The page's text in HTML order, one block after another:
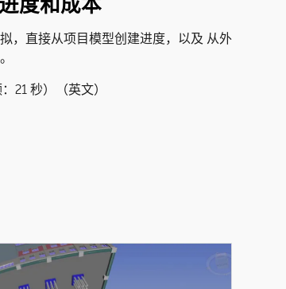
，直接从项目模型创建进度，以及 从外
21 秒）（英文）